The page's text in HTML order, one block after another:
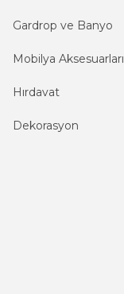
Gardrop ve Banyo
Mobilya Aksesuarları
Hırdavat
Dekorasyon